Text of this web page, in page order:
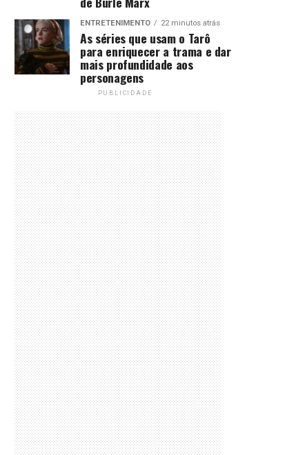
ENTRETENIMENTO 22 minutos atrás
As séries que usam o Tarô
para enriquecer a trama e dar
mais profundidade aos
personagens
PUBLICIDADE